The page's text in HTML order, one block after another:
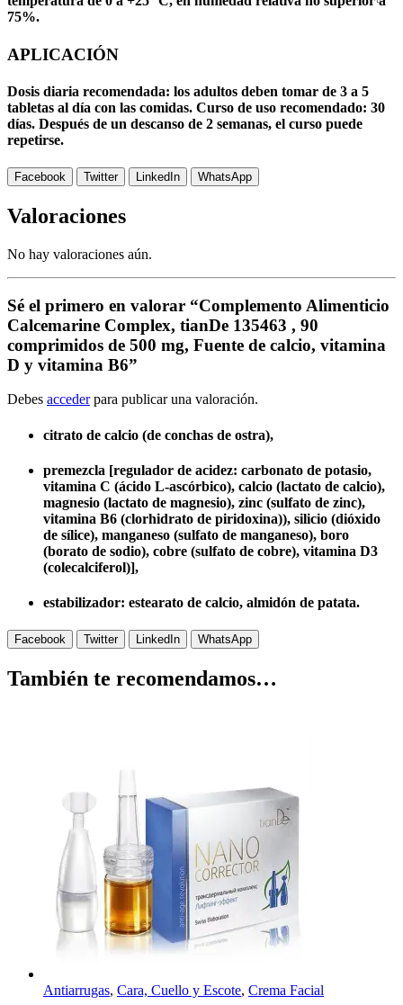
75%.
APLICACIÓN
Dosis diaria recomendada: los adultos deben tomar de 3 a 5
tabletas al día con las comidas. Curso de uso recomendado: 30
días. Después de un descanso de 2 semanas, el curso puede
repetirse.
Facebook Twitter LinkedIn WhatsApp
Valoraciones
No hay valoraciones aún.
Sé el primero en valorar “Complemento Alimenticio
Calcemarine Complex, tianDe 135463 , 90
comprimidos de 500 mg, Fuente de calcio, vitamina
D y vitamina B6”
Debes accederpara publicar una valoración.
citrato de calcio (de conchas de ostra),
premezcla [regulador de acidez: carbonato de potasio,
vitamina C (ácido L-ascórbico), calcio (lactato de calcio),
magnesio (lactato de magnesio), zinc (sulfato de zinc),
vitamina B6 (clorhidrato de piridoxina)), silicio (dióxido
de sílice), manganeso (sulfato de manganeso), boro
(borato de sodio), cobre (sulfato de cobre), vitamina D3
(colecalciferol)],
estabilizador: estearato de calcio, almidón de patata.
Facebook Twitter LinkedIn WhatsApp
También te recomendamos…
Antiarrugas, Cara, Cuello y Escote, Crema Facial